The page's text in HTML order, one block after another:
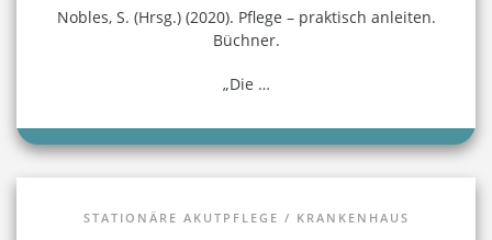
Nobles, S. (Hrsg.) (2020). Pflege – praktisch anleiten.
Büchner.
„Die …
STATIONÄRE AKUTPFLEGE / KRANKENHAUS